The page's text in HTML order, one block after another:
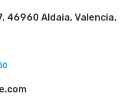
46960 Aldaia, Valencia.